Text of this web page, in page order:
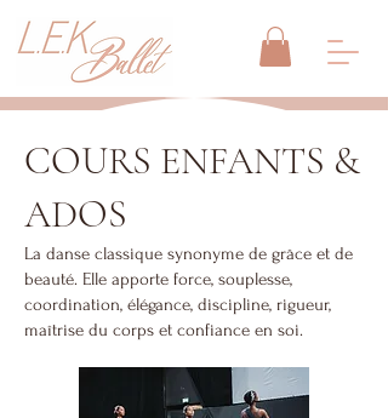
COURS ENFANTS &
ADOS
La danse classique synonyme de grâce et de
beauté. Elle apporte force, souplesse,
coordination, élégance, discipline, rigueur,
maîtrise du corps et confiance en soi.